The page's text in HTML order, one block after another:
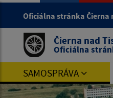
Oficiálna stránka Čierna
Čierna nad
Oficiálna
SAMOSPRÁVA